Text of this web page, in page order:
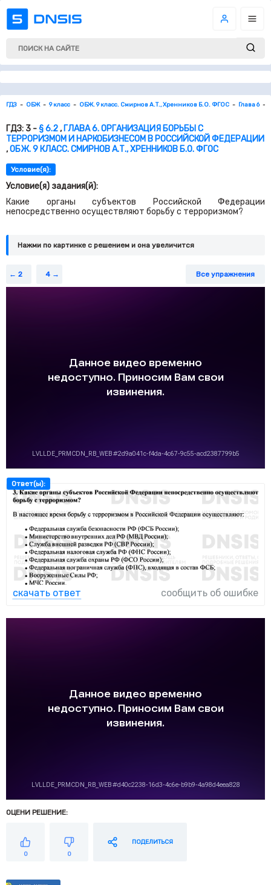
ГДЗ ОБЖ 9 класс ОБЖ. 9 класс. Смирнов А.Т., Хренников Б.О. ФГОС Глава 6
ГДЗ: 3 -§ 6.2, ГЛАВА 6. ОРГАНИЗАЦИЯ БОРЬБЫ С
ТЕРРОРИЗМОМ И НАРКОБИЗНЕСОМ В РОССИЙСКОЙ ФЕДЕРАЦИИ
,ОБЖ. 9 КЛАСС. СМИРНОВ А.Т., ХРЕННИКОВ Б.О. ФГОС
Условие(я):
Условие(я) задания(й):
Какие органы субъектов Российской Федерации
непосредственно осуществляют борьбу с терроризмом?
Нажми по картинке c решением и она увеличится
2 4 Все упражнения
Ответ(ы):
скачать ответ сообщить об ошибке
ОЦЕНИ РЕШЕНИЕ:
0 0
ПОДЕЛИТЬСЯ